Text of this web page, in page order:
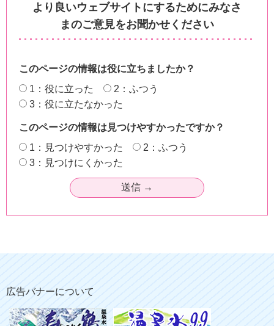
より良いウェブサイトにするためにみなさ
まのご意見をお聞かせください
このページの情報は役に立ちましたか？
1：役に立った
2：ふつう
3：役に立たなかった
このページの情報は見つけやすかったですか？
1：見つけやすかった
2：ふつう
3：見つけにくかった
広告バナーについて